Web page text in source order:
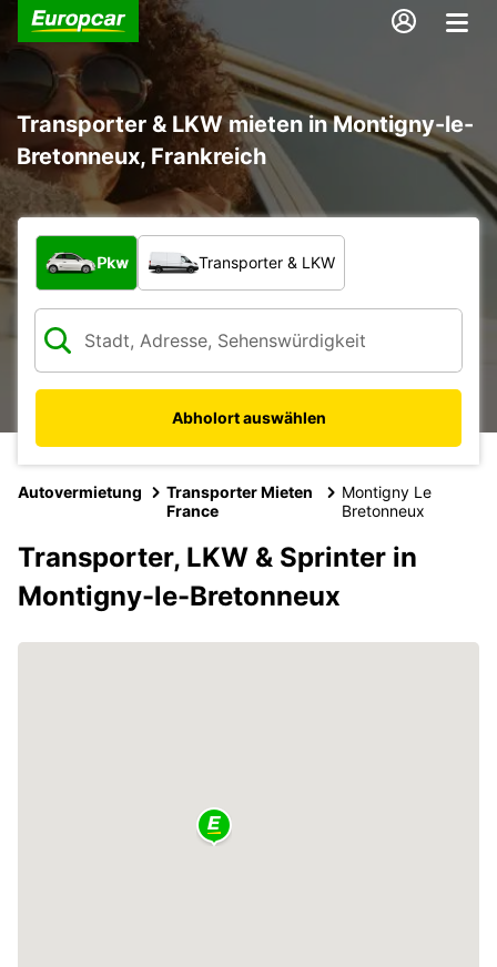
Transporter & LKW mieten in Montigny-le-
Bretonneux, Frankreich
Welche Art von Fahrzeug?
Pkw Transporter & LKW
Abholort auswählen
Autovermietung
Transporter Mieten
France
Montigny Le
Bretonneux
Transporter, LKW & Sprinter in
Montigny-le-Bretonneux